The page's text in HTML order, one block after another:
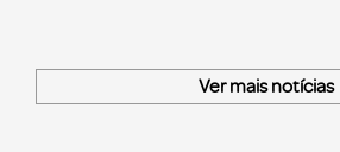
Ver mais notícias